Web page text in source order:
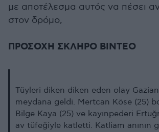
με αποτέλεσμα αυτός να πέσει
στον δρόμο,
ΠΡΟΣΟΧΗ ΣΚΛΗΡΟ ΒΙΝΤΕΟ
Tüyleri diken diken eden olay
meydana geldi. Mertcan Köse (25)
Bilge Kaya (25) ve kayınpederi
av tüfeğiyle katletti. Katliam anının